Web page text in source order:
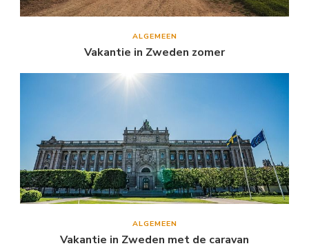
ALGEMEEN
Vakantie in Zweden zomer
ALGEMEEN
Vakantie in Zweden met de caravan